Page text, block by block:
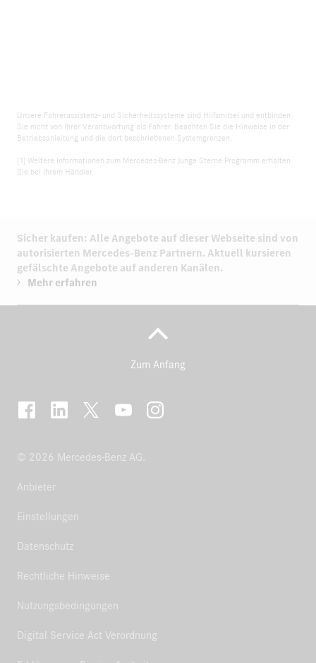
Unsere Fahrerassistenz- und Sicherheitssysteme sind Hilfsmittel und entbinden
Sie nicht von Ihrer Verantwortung als Fahrer. Beachten Sie die Hinweise in der
Betriebsanleitung und die dort beschriebenen Systemgrenzen.
[1] Weitere Informationen zum Mercedes-Benz Junge Sterne Programm erhalten
Sie bei Ihrem Händler.
Sicher kaufen: Alle Angebote auf dieser Webseite sind von
autorisierten Mercedes-Benz Partnern. Aktuell kursieren
gefälschte Angebote auf anderen Kanälen.
Mehr erfahren
Zum Anfang
© 2026 Mercedes-Benz AG.
Anbieter
Einstellungen
Datenschutz
Rechtliche Hinweise
Nutzungsbedingungen
Digital Service Act Verordnung